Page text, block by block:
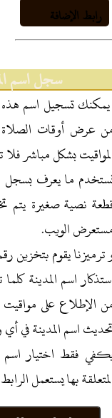
رابط الإضافة
سجل اسم
يمكنك تسجيل اسم هذه
عرض أوقات
بشكل مباشر
نصية صغيرة يتم
الويب.
ترميزنا يقوم بتخزين
اسم المدينة
الإطلاع على
اسم المدينة في
فقط اختيار اسم
بها يستعمل